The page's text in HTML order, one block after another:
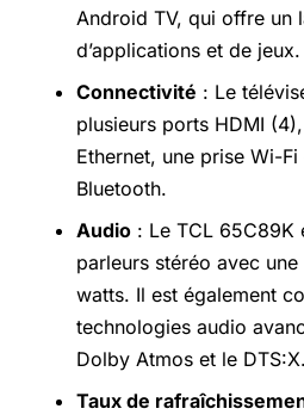
Android TV, qui offre un
d’applications et de jeux.
Connectivité : Le
plusieurs ports HDMI
Ethernet, une prise Wi-
Bluetooth.
Audio : Le TCL 65C89K
parleurs stéréo avec
watts. Il est également
technologies audio
Dolby Atmos et le DTS:X.
Taux de